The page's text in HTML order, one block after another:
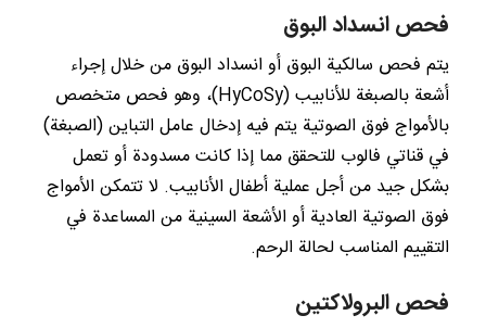
فحص انسداد البوق
يتم فحص سالكية البوق أو انسداد البوق من خلال إجراء
أشعة بالصبغة للأنابيب (HyCoSy)، وهو فحص متخصص
بالأمواج فوق الصوتية يتم فيه إدخال عامل التباين (الصبغة)
في قناتي فالوب للتحقق مما إذا كانت مسدودة أو تعمل
بشكل جيد من أجل عملية أطفال الأنابيب. لا تتمكن الأمواج
فوق الصوتية العادية أو الأشعة السينية من المساعدة في
التقييم المناسب لحالة الرحم.
فحص البرولاكتين